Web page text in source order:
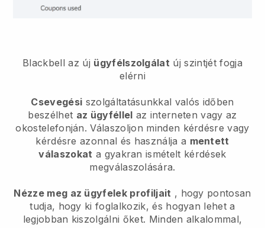
Blackbell az új ügyfélszolgálat új szintjét fogja
elérni
Csevegési szolgáltatásunkkal valós időben
beszélhet az ügyféllel az interneten vagy az
okostelefonján. Válaszoljon minden kérdésre vagy
kérdésre azonnal és használja a mentett
válaszokat a gyakran ismételt kérdések
megválaszolására.
Nézze meg az ügyfelek profiljait , hogy pontosan
tudja, hogy ki foglalkozik, és hogyan lehet a
legjobban kiszolgálni őket. Minden alkalommal,